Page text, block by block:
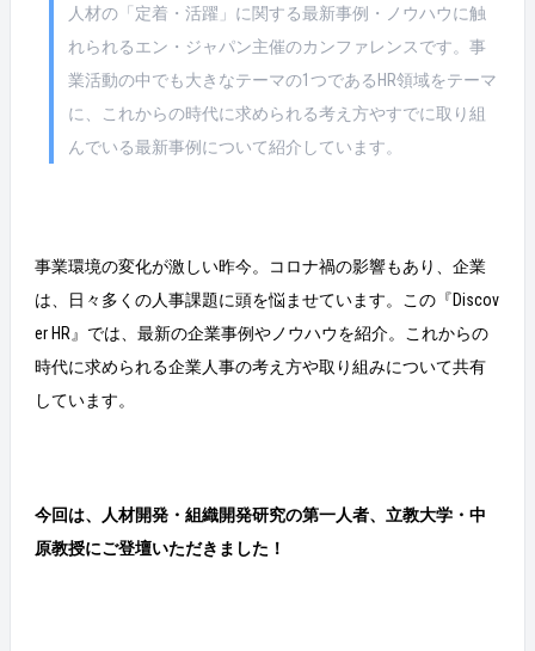
人材の「定着・活躍」に関する最新事例・ノウハウに触
れられるエン・ジャパン主催のカンファレンスです。事
業活動の中でも大きなテーマの1つであるHR領域をテーマ
に、これからの時代に求められる考え方やすでに取り組
んでいる最新事例について紹介しています。
事業環境の変化が激しい昨今。コロナ禍の影響もあり、企業
は、日々多くの人事課題に頭を悩ませています。この『Discov
er HR』では、最新の企業事例やノウハウを紹介。これからの
時代に求められる企業人事の考え方や取り組みについて共有
しています。
今回は、人材開発・組織開発研究の第一人者、立教大学・中
原教授にご登壇いただきました！